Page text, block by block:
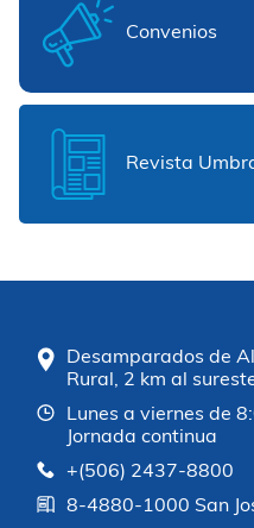
Convenios
Revista
Desamparados de
Rural, 2 km al
Lunes a viernes de
Jornada continua
+(506) 2437-8800
8-4880-1000 San